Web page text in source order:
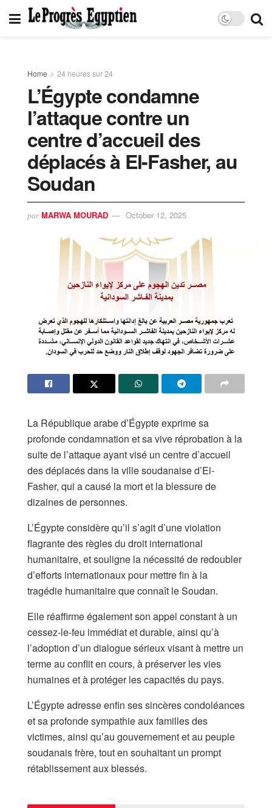
Home 24 heures sur 24
L’Égypte condamne
l’attaque contre un
centre d’accueil des
déplacés à El-Fasher, au
Soudan
par MARWA MOURAD October 12, 2025
La République arabe d’Égypte exprime sa
profonde condamnation et sa vive réprobation à la
suite de l’attaque ayant visé un centre d’accueil
des déplacés dans la ville soudanaise d’El-
Fasher, qui a causé la mort et la blessure de
dizaines de personnes.
L’Égypte considère qu’il s’agit d’une violation
flagrante des règles du droit international
humanitaire, et souligne la nécessité de redoubler
d’efforts internationaux pour mettre fin à la
tragédie humanitaire que connaît le Soudan.
Elle réaffirme également son appel constant à un
cessez-le-feu immédiat et durable, ainsi qu’à
l’adoption d’un dialogue sérieux visant à mettre un
terme au conflit en cours, à préserver les vies
humaines et à protéger les capacités du pays.
L’Égypte adresse enfin ses sincères condoléances
et sa profonde sympathie aux familles des
victimes, ainsi qu’au gouvernement et au peuple
soudanais frère, tout en souhaitant un prompt
rétablissement aux blessés.